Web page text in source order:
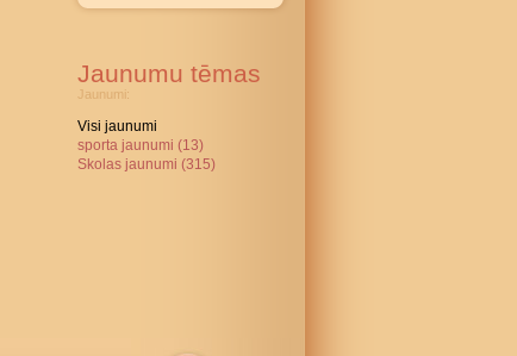
Jaunumu tēmas
Jaunumi:
Visi jaunumi
sporta jaunumi (13)
Skolas jaunumi (315)